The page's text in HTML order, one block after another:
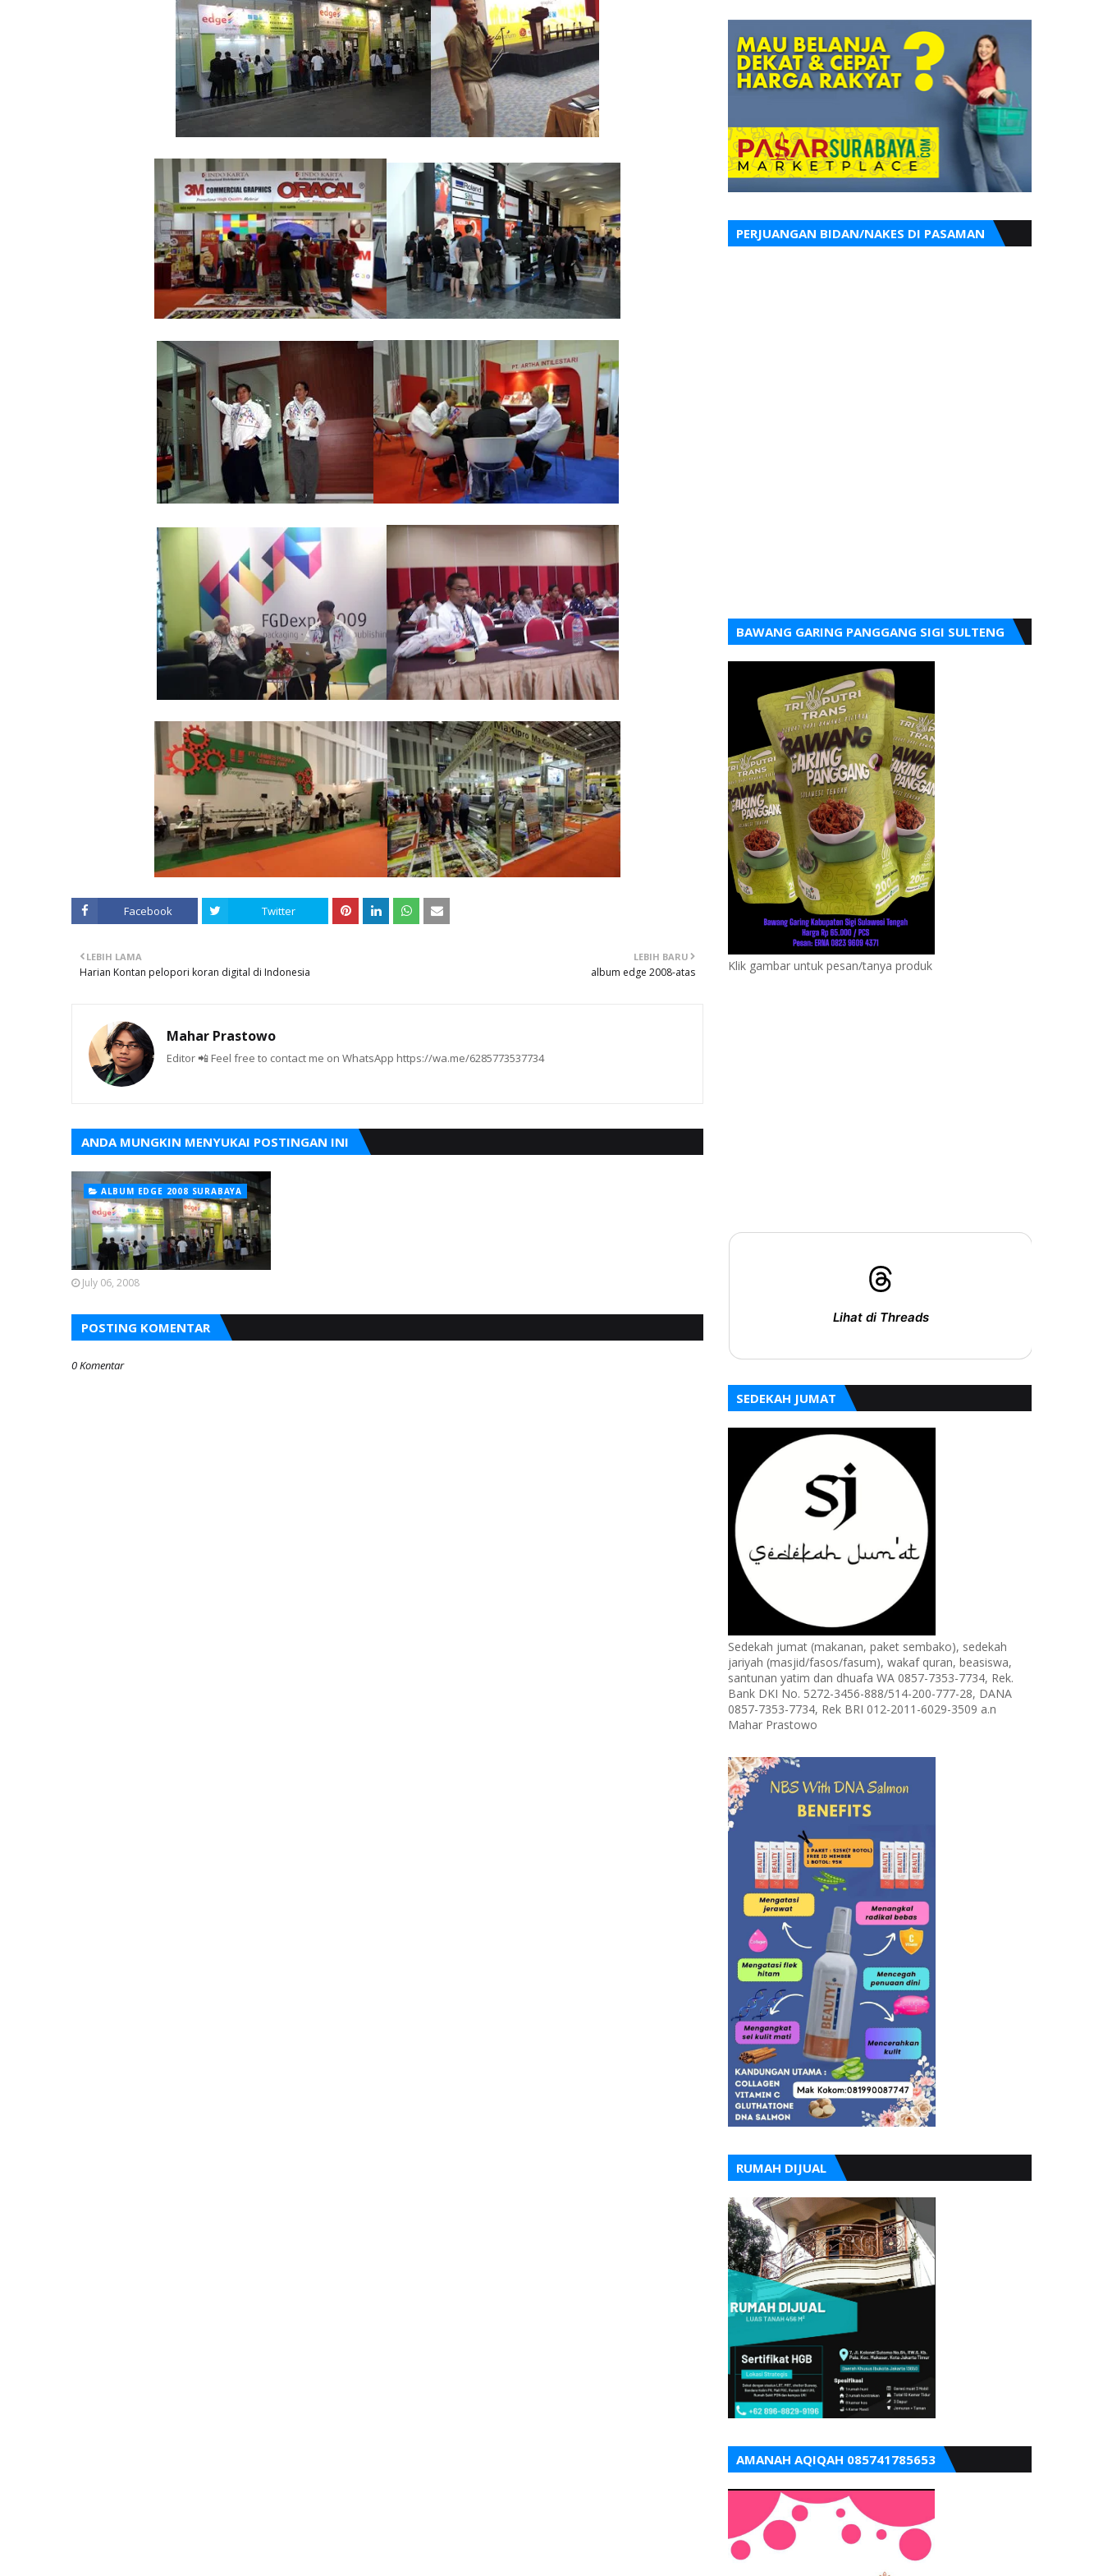
Facebook Twitter
LEBIH BARU
album edge 2008-atas
LEBIH LAMA
Harian Kontan pelopori koran digital di Indonesia
Mahar Prastowo
Editor 📲 Feel free to contact me on WhatsApp https://wa.me/6285773537734
ANDA MUNGKIN MENYUKAI POSTINGAN INI
ALBUM EDGE 2008 SURABAYA
July 06, 2008
POSTING KOMENTAR
0 Komentar
PERJUANGAN BIDAN/NAKES DI PASAMAN
BAWANG GARING PANGGANG SIGI SULTENG
Klik gambar untuk pesan/tanya produk
Lihat di Threads
SEDEKAH JUMAT
Sedekah jumat (makanan, paket sembako), sedekah
jariyah (masjid/fasos/fasum), wakaf quran, beasiswa,
santunan yatim dan dhuafa WA 0857-7353-7734, Rek.
Bank DKI No. 5272-3456-888/514-200-777-28, DANA
0857-7353-7734, Rek BRI 012-2011-6029-3509 a.n
Mahar Prastowo
RUMAH DIJUAL
AMANAH AQIQAH 085741785653